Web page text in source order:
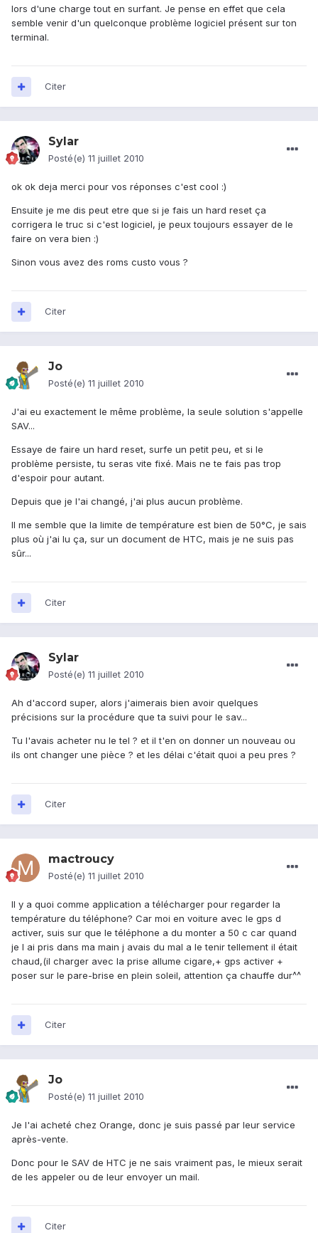
lors d'une charge tout en surfant. Je pense en effet que cela
semble venir d'un quelconque problème logiciel présent sur ton
terminal.
Citer
Sylar
Posté(e) 11 juillet 2010
ok ok deja merci pour vos réponses c'est cool :)
Ensuite je me dis peut etre que si je fais un hard reset ça
corrigera le truc si c'est logiciel, je peux toujours essayer de le
faire on vera bien :)
Sinon vous avez des roms custo vous ?
Citer
Jo
Posté(e) 11 juillet 2010
J'ai eu exactement le même problème, la seule solution s'appelle
SAV...
Essaye de faire un hard reset, surfe un petit peu, et si le
problème persiste, tu seras vite fixé. Mais ne te fais pas trop
d'espoir pour autant.
Depuis que je l'ai changé, j'ai plus aucun problème.
Il me semble que la limite de température est bien de 50°C, je sais
plus où j'ai lu ça, sur un document de HTC, mais je ne suis pas
sûr...
Citer
Sylar
Posté(e) 11 juillet 2010
Ah d'accord super, alors j'aimerais bien avoir quelques
précisions sur la procédure que ta suivi pour le sav...
Tu l'avais acheter nu le tel ? et il t'en on donner un nouveau ou
ils ont changer une pièce ? et les délai c'était quoi a peu pres ?
Citer
mactroucy
Posté(e) 11 juillet 2010
Il y a quoi comme application a télécharger pour regarder la
température du téléphone? Car moi en voiture avec le gps d
activer, suis sur que le téléphone a du monter a 50 c car quand
je l ai pris dans ma main j avais du mal a le tenir tellement il était
chaud,(il charger avec la prise allume cigare,+ gps activer +
poser sur le pare-brise en plein soleil, attention ça chauffe dur^^
Citer
Jo
Posté(e) 11 juillet 2010
Je l'ai acheté chez Orange, donc je suis passé par leur service
après-vente.
Donc pour le SAV de HTC je ne sais vraiment pas, le mieux serait
de les appeler ou de leur envoyer un mail.
Citer